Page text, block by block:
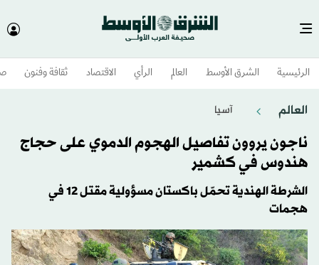
الرئيسية الشرق الأوسط​ العالم الرأي الاقتصاد ثقافة وفنون
العالم آسيا
ناجون يروون تفاصيل الهجوم الدموي على حجاج
هندوس في كشمير
الشرطة الهندية تحمّل باكستان مسؤولية مقتل 12 في
هجمات